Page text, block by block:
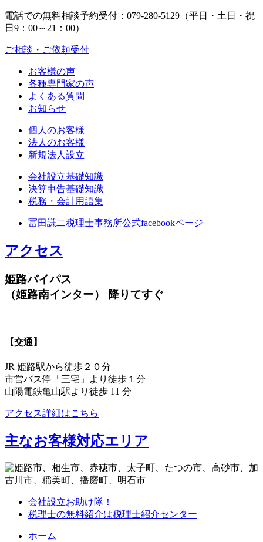
電話での無料相談予約受付： 079-280-5129 （平日・土日・祝
日9：00～21：00）
ご相談・ご依頼受付
お客様の声
各種専門家の声
よくある質問
お知らせ
個人のお客様
法人のお客様
新規法人設立
会社設立基礎知識
決算申告基礎知識
税務・会計用語集
冨田謙二税理士事務所公式facebookページ
アクセス
姫路バイパス
（姫路南インター） 降りてすぐ
【交通】
JR 姫路駅から徒歩２０分
市営バス停「三宅」より徒歩１分
山陽電鉄亀山駅より徒歩 11 分
アクセス詳細はこちら
主なお客様対応エリア
会社設立お助け隊！
税理士の無料紹介は税理士紹介センター
ホーム